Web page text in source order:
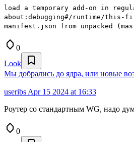
load a temporary add-on in
about:debugging#/runtime/this-
manifest.json from unpacked
0
Look
Мы добрались до ядра, или новые
useribs Apr 15 2024 at 16:33
Роутер со стандартным WG, надо
0